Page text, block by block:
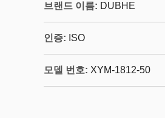
브랜드 이름: DUBHE
인증: ISO
모델 번호: XYM-1812-50